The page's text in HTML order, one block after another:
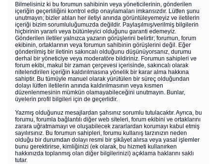
Bilmelisiniz ki bu forumun sahibinin veya yöneticilerinin, gönderilen
içeriğin geçerliliğini kontrol edip onaylamaları imkansızdır. Lütfen şunu
unutmayın; bizler atılan her iletiyi anında görüntüleyemeyiz ve iletilerin
içeriği bizim sorumluluğumuzda değildir. Paylaşılmış/verilmiş bilgilerin
hiçbirinin yararlı veya bütünleyici olduğunu garanti edemeyiz.
Gönderilen iletiler yalnızca yazarın görüşlerini belirtir; forumun, forum
ekibinin, ortaklarının veya forumun sahibinin görüşlerini değil. Eğer
gönderilmiş bir iletinin sakıncalı olduğunu düşünüyorsanız, durumu
derhal bir yöneticiye veya moderatöre bildiriniz. Forumun sahipleri ve
forum ekibi, makul bir zaman çerçevesi içerisinde, sakıncalı olarak
nitelendirilen içeriğin kaldırılmasına yönelik bir karar alma hakkına
sahiptir. Bu tümüyle manuel olarak yürütülen bir süreç olduğundan
dolayı lütfen iletilerin anında kaldırılmasının veya kısmen
düzenlenmesinin mümkün olamayabileceğini unutmayın. Bunlar,
üyelerin profil bilgileri için de geçerlidir.
Yazmış olduğunuz mesajlardan şahsınız sorumlu tutulacaktır. Ayrıca, bu
forumu, forumla bağlantılı diğer web siteleri, forum ekibini ve ortaklarını
zarara uğratmamayı ve oluşabilecek zararlardan korumayı kabul etmiş
sayılırsınız. Bu forumun sahipleri, forumu kullanış tarzınızın neden
olduğu bir durumdan dolayı resmi bir şikâyet alırsa veya yasal işlemler
bunu gerektirirse, kimliğinizi (ek olarak, bu hizmeti kullanırken
hakkınızda toplanmış olan diğer bilgilerinizi) açıklama haklarını saklı
tutar.